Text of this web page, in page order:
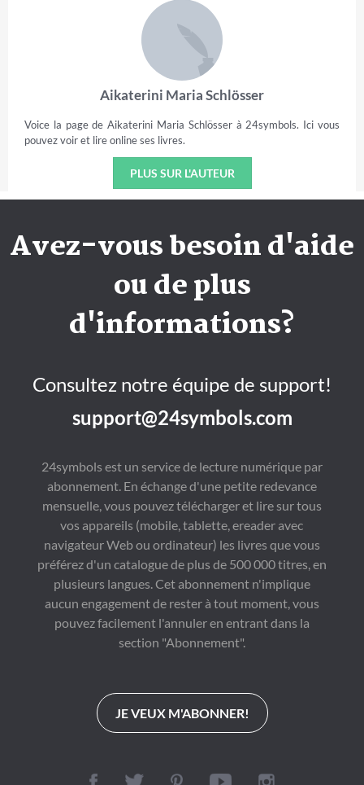
Aikaterini Maria Schlösser
Voice la page de Aikaterini Maria Schlösser à 24symbols. Ici vous
pouvez voir et lire online ses livres.
PLUS SUR L'AUTEUR
Avez-vous besoin d'aide
ou de plus
d'informations?
Consultez notre équipe de support!
support@24symbols.com
24symbols est un service de lecture numérique par
abonnement. En échange d'une petite redevance
mensuelle, vous pouvez télécharger et lire sur tous
vos appareils (mobile, tablette, ereader avec
navigateur Web ou ordinateur) les livres que vous
préférez d'un catalogue de plus de 500 000 titres, en
plusieurs langues. Cet abonnement n'implique
aucun engagement de rester à tout moment, vous
pouvez facilement l'annuler en entrant dans la
section "Abonnement".
JE VEUX M'ABONNER!